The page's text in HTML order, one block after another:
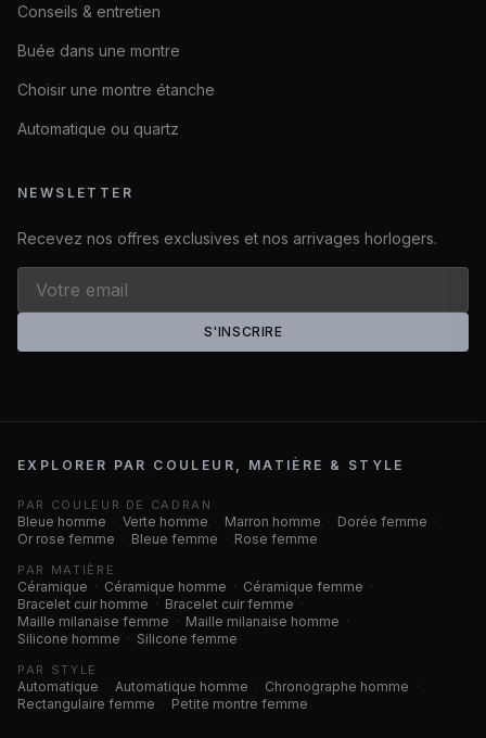
Conseils & entretien
Buée dans une montre
Choisir une montre étanche
Automatique ou quartz
NEWSLETTER
Recevez nos offres exclusives et nos arrivages horlogers.
S'INSCRIRE
EXPLORER PAR COULEUR, MATIÈRE & STYLE
PAR COULEUR DE CADRAN
Bleue homme · Verte homme · Marron homme · Dorée femme ·
Or rose femme · Bleue femme · Rose femme
PAR MATIÈRE
Céramique · Céramique homme · Céramique femme ·
Bracelet cuir homme · Bracelet cuir femme ·
Maille milanaise femme · Maille milanaise homme ·
Silicone homme · Silicone femme
PAR STYLE
Automatique · Automatique homme · Chronographe homme ·
Rectangulaire femme · Petite montre femme